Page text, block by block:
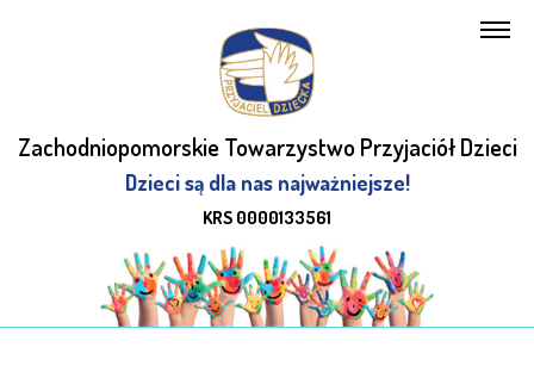
Zachodniopomorskie Towarzystwo Przyjaciół Dzieci
Dzieci są dla nas najważniejsze!
KRS 0000133561